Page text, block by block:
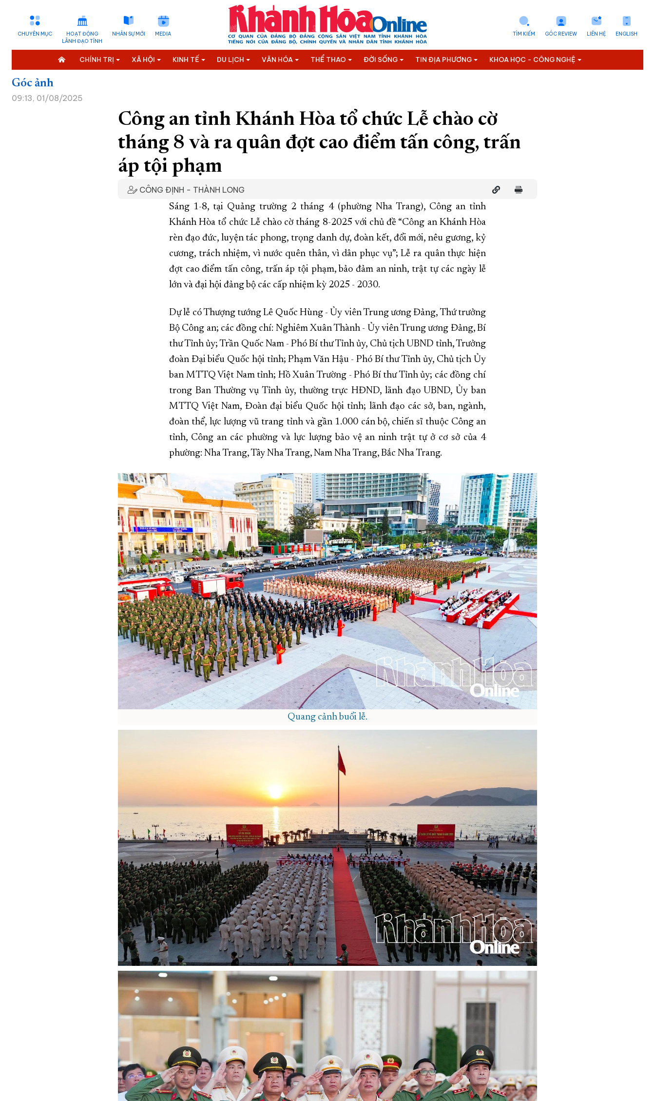
CHUYÊN MỤC
HOẠT ĐỘNG
LÃNH ĐẠO TỈNH
NHÂN SỰ MỚI MEDIA ENGLISH
LIÊN HỆ
GÓC REVIEW
TÌM KIẾM
CHÍNH TRỊ XÃ HỘI KINH TẾ DU LỊCH VĂN HÓA THỂ THAO ĐỜI SỐNG TIN ĐỊA PHƯƠNG KHOA HỌC - CÔNG NGHỆ
Góc ảnh
09:13, 01/08/2025
Công an tỉnh Khánh Hòa tổ chức Lễ chào cờ
tháng 8 và ra quân đợt cao điểm tấn công, trấn
áp tội phạm
CÔNG ĐỊNH - THÀNH LONG
Sáng 1-8, tại Quảng trường 2 tháng 4 (phường Nha Trang), Công an tỉnh
Khánh Hòa tổ chức Lễ chào cờ tháng 8-2025 với chủ đề “Công an Khánh Hòa
rèn đạo đức, luyện tác phong, trọng danh dự, đoàn kết, đổi mới, nêu gương, kỷ
cương, trách nhiệm, vì nước quên thân, vì dân phục vụ”; Lễ ra quân thực hiện
đợt cao điểm tấn công, trấn áp tội phạm, bảo đảm an ninh, trật tự các ngày lễ
lớn và đại hội đảng bộ các cấp nhiệm kỳ 2025 - 2030.
Dự lễ có Thượng tướng Lê Quốc Hùng - Ủy viên Trung ương Đảng, Thứ trưởng
Bộ Công an; các đồng chí: Nghiêm Xuân Thành - Ủy viên Trung ương Đảng, Bí
thư Tỉnh ủy; Trần Quốc Nam - Phó Bí thư Tỉnh ủy, Chủ tịch UBND tỉnh, Trưởng
đoàn Đại biểu Quốc hội tỉnh; Phạm Văn Hậu - Phó Bí thư Tỉnh ủy, Chủ tịch Ủy
ban MTTQ Việt Nam tỉnh; Hồ Xuân Trường - Phó Bí thư Tỉnh ủy; các đồng chí
trong Ban Thường vụ Tỉnh ủy, thường trực HĐND, lãnh đạo UBND, Ủy ban
MTTQ Việt Nam, Đoàn đại biểu Quốc hội tỉnh; lãnh đạo các sở, ban, ngành,
đoàn thể, lực lượng vũ trang tỉnh và gần 1.000 cán bộ, chiến sĩ thuộc Công an
tỉnh, Công an các phường và lực lượng bảo vệ an ninh trật tự ở cơ sở của 4
phường: Nha Trang, Tây Nha Trang, Nam Nha Trang, Bắc Nha Trang.
Quang cảnh buổi lễ.